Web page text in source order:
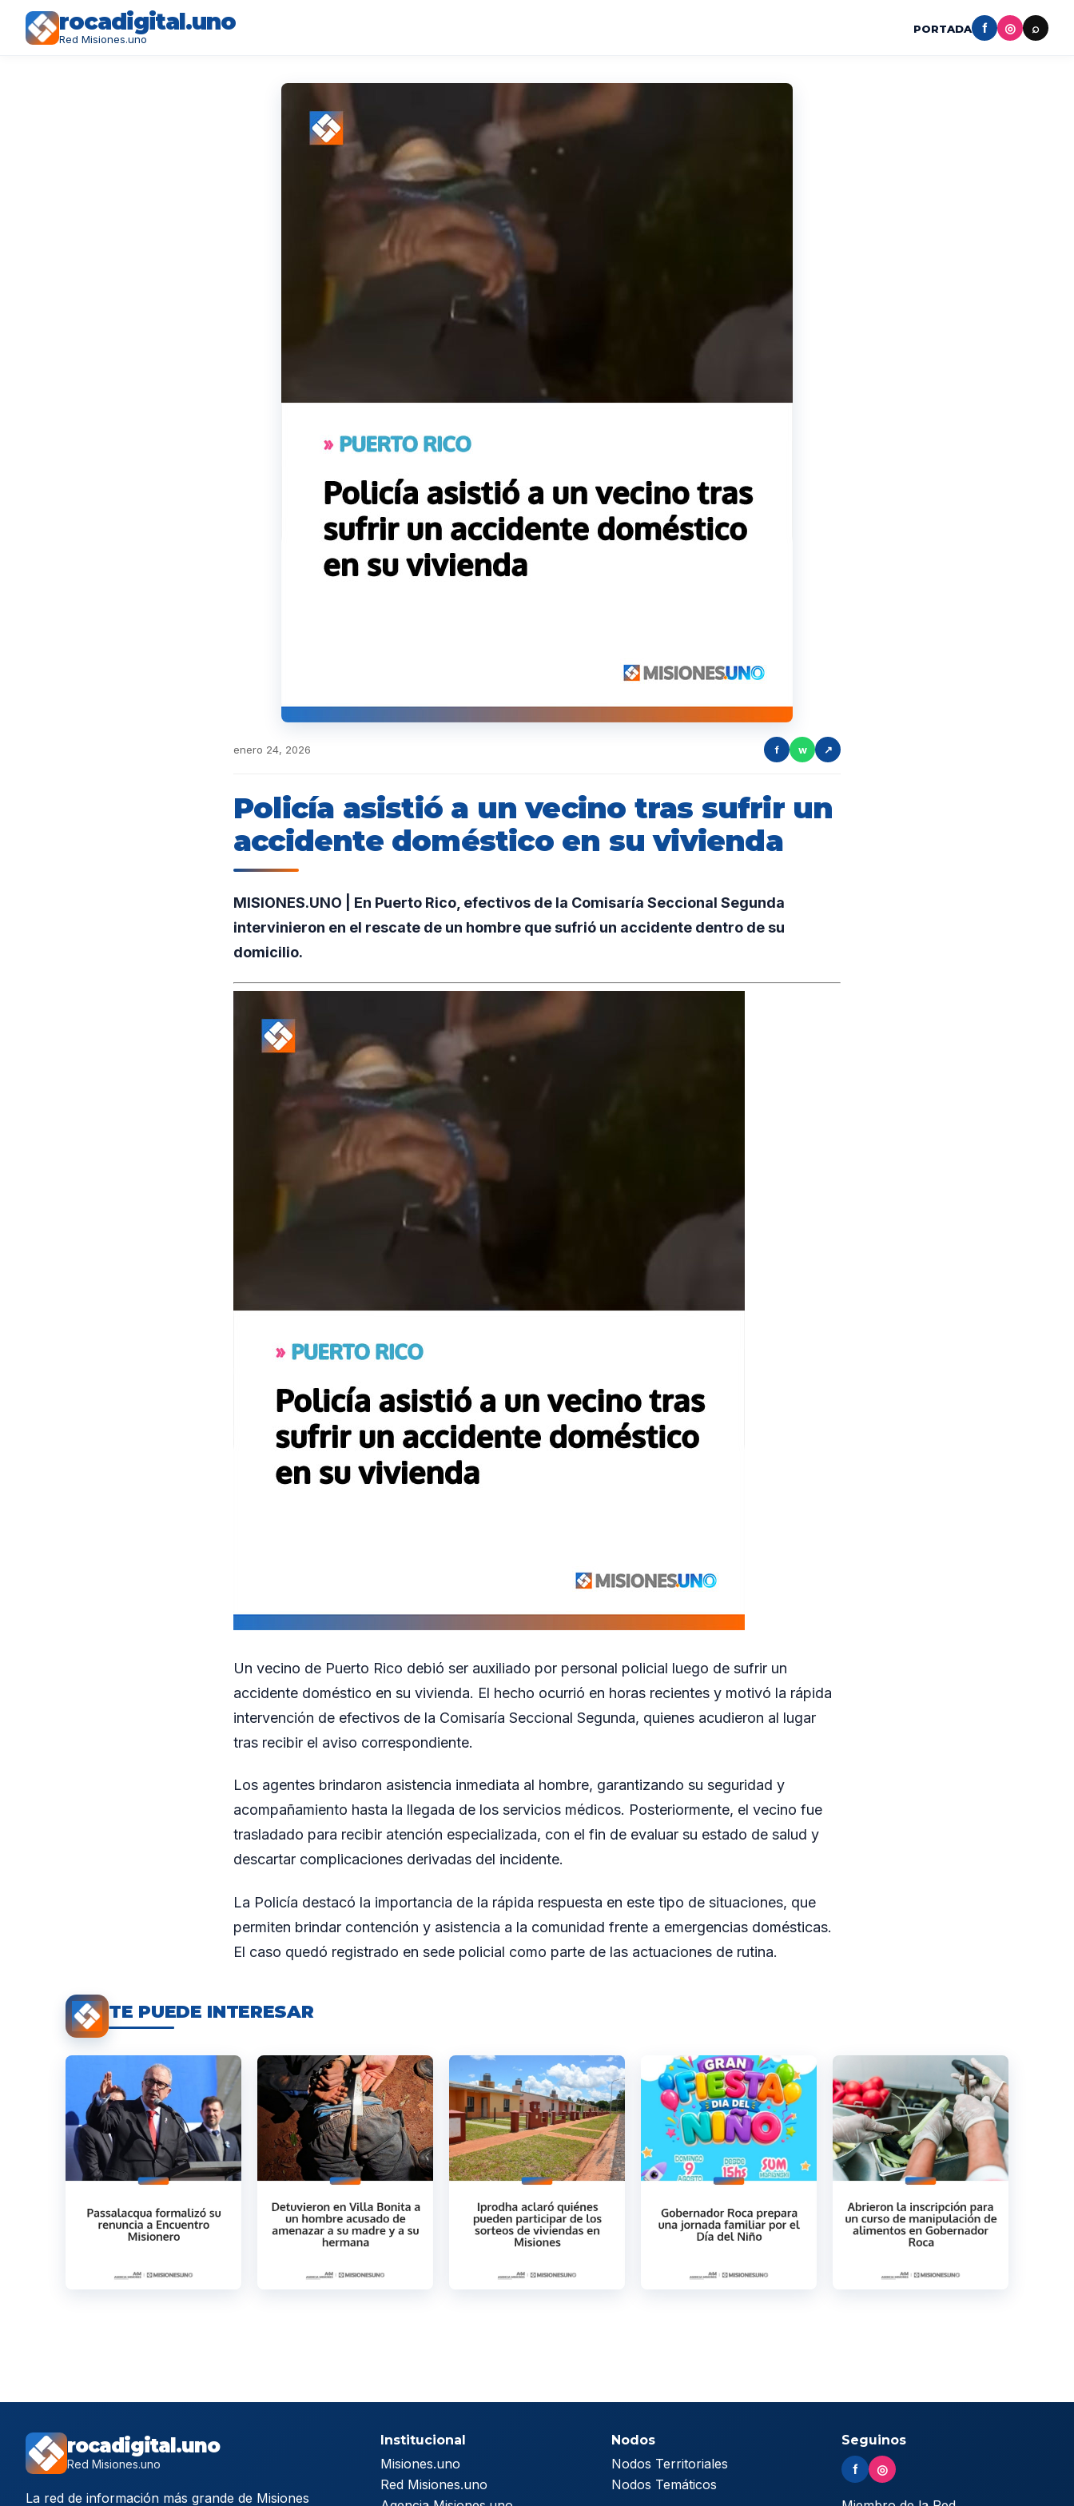
rocadigital.uno
Red Misiones.uno
PORTADA f ◎ ⌕
enero 24, 2026 f w ↗
Policía asistió a un vecino tras sufrir un
accidente doméstico en su vivienda
MISIONES.UNO | En Puerto Rico, efectivos de la Comisaría Seccional Segunda
intervinieron en el rescate de un hombre que sufrió un accidente dentro de su
domicilio.
Un vecino de Puerto Rico debió ser auxiliado por personal policial luego de sufrir un
accidente doméstico en su vivienda. El hecho ocurrió en horas recientes y motivó la rápida
intervención de efectivos de la Comisaría Seccional Segunda, quienes acudieron al lugar
tras recibir el aviso correspondiente.
Los agentes brindaron asistencia inmediata al hombre, garantizando su seguridad y
acompañamiento hasta la llegada de los servicios médicos. Posteriormente, el vecino fue
trasladado para recibir atención especializada, con el fin de evaluar su estado de salud y
descartar complicaciones derivadas del incidente.
La Policía destacó la importancia de la rápida respuesta en este tipo de situaciones, que
permiten brindar contención y asistencia a la comunidad frente a emergencias domésticas.
El caso quedó registrado en sede policial como parte de las actuaciones de rutina.
TE PUEDE INTERESAR
rocadigital.uno
Red Misiones.uno
La red de información más grande de Misiones
Institucional
Misiones.uno
Red Misiones.uno
Nodos
Nodos Territoriales
Nodos Temáticos
Seguinos
f ◎